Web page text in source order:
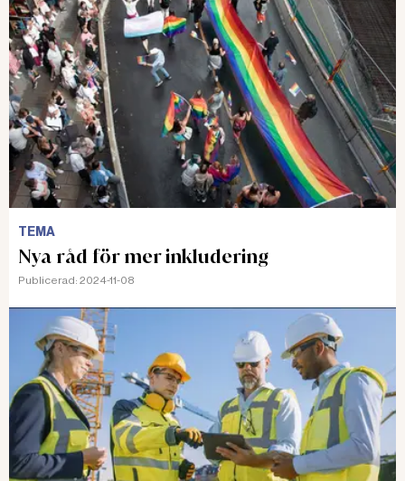
TEMA
Nya råd för mer inkludering
Publicerad: 2024-11-08